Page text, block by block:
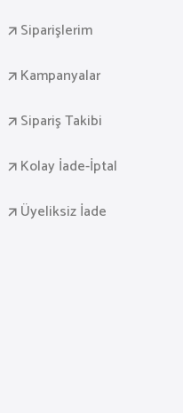
Siparişlerim
Kampanyalar
Sipariş Takibi
Kolay İade-İptal
Üyeliksiz İade